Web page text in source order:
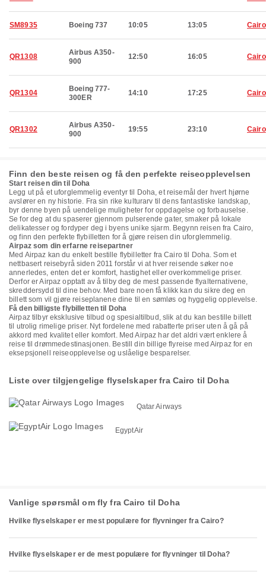
SM8935 Boeing 737 10:05 13:05 Cairo
QR1308
Airbus A350-
900
12:50 16:05 Cairo
QR1304
Boeing 777-
300ER
14:10 17:25 Cairo
QR1302
Airbus A350-
900
19:55 23:10 Cairo
Finn den beste reisen og få den perfekte reiseopplevelsen
Start reisen din til Doha
Legg ut på et uforglemmelig eventyr til Doha, et reisemål der hvert hjørne
avslører en ny historie. Fra sin rike kulturarv til dens fantastiske landskap,
byr denne byen på uendelige muligheter for oppdagelse og forbauselse.
Se for deg at du spaserer gjennom pulserende gater, smaker på lokale
delikatesser og fordyper deg i byens unike sjarm. Begynn reisen fra Cairo,
og finn den perfekte flybilletten for å gjøre reisen din uforglemmelig.
Airpaz som din erfarne reisepartner
Med Airpaz kan du enkelt bestille flybilletter fra Cairo til Doha. Som et
nettbasert reisebyrå siden 2011 forstår vi at hver reisende søker noe
annerledes, enten det er komfort, hastighet eller overkommelige priser.
Derfor er Airpaz opptatt av å tilby deg de mest passende flyalternativene,
skreddersydd til dine behov. Med bare noen få klikk kan du sikre deg en
billett som vil gjøre reiseplanene dine til en sømløs og hyggelig opplevelse.
Få den billigste flybilletten til Doha
Airpaz tilbyr eksklusive tilbud og spesialtilbud, slik at du kan bestille billett
til utrolig rimelige priser. Nyt fordelene med rabatterte priser uten å gå på
akkord med kvalitet eller komfort. Med Airpaz har det aldri vært enklere å
reise til drømmedestinasjonen. Bestill din billige flyreise med Airpaz for en
eksepsjonell reiseopplevelse og uslåelige besparelser.
Liste over tilgjengelige flyselskaper fra Cairo til Doha
Qatar Airways
EgyptAir
Vanlige spørsmål om fly fra Cairo til Doha
Hvilke flyselskaper er mest populære for flyvninger fra Cairo?
Hvilke flyselskaper er de mest populære for flyvninger til Doha?